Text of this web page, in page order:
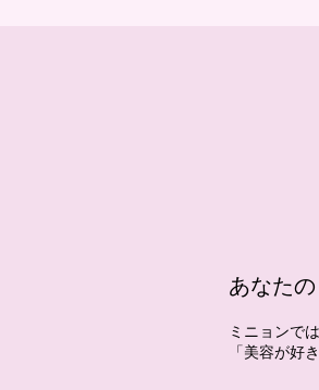
あなた
ミニョンで
「美容が好